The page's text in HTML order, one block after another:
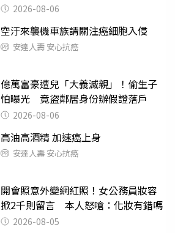
2026-08-06
空汙來襲機車族請關注癌細胞入侵
安達人壽 安心抗癌
億萬富豪遭兒「大義滅親」！偷生子
怕曝光 竟盜鄰居身份辦假證落戶
2026-08-06
高油高酒精 加速癌上身
安達人壽 安心抗癌
開會照意外變網紅照！女公務員妝容
掀2千則留言 本人怒嗆：化妝有錯嗎
2026-08-05